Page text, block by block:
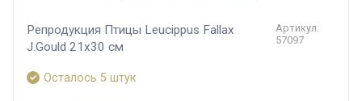
Репродукция Птицы Leucippus Fallax
J.Gould 21х30 см
Артикул:
57097
Осталось 5 штук